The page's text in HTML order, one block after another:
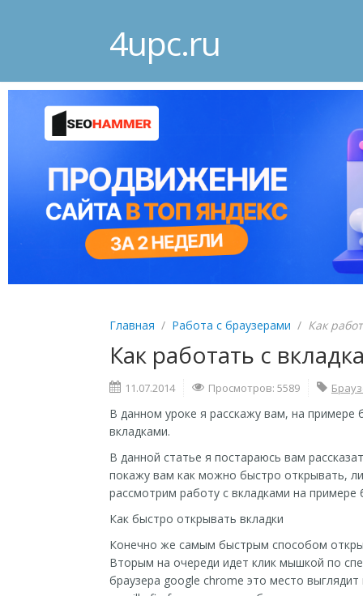
4upc.ru
Главная / Работа с браузерами / Как
Как работать с
11.07.2014 Просмотров: 5589
В данном уроке я расскажу вам, на
вкладками.
В данной статье я постараюсь вам
покажу вам как можно быстро открывать,
рассмотрим работу с вкладками на примере
Как быстро открывать вкладки
Конечно же самым быстрым способом
Вторым на очереди идет клик мышкой по
браузера google chrome это место